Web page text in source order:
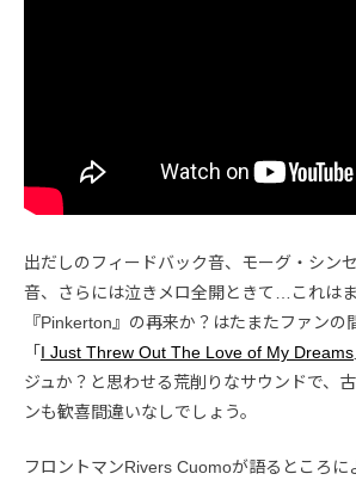
出だしのフィードバック音、モーグ・シン
音、さらには泣きメロ全開ときて…これは
『Pinkerton』の再来か？はたまたファンの
「 I Just Threw Out The Love of My Dreams
ジュか？と思わせる荒削りなサウンドで、
ンも歓喜間違いなしでしょう。
フロントマンRivers Cuomoが語るところに